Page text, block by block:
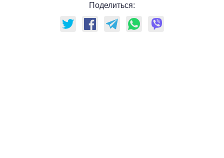
Поделиться: